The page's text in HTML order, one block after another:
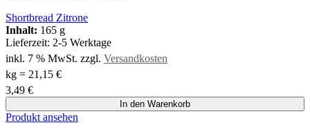
Shortbread Zitrone
Inhalt: 165 g
Lieferzeit: 2-5 Werktage
inkl. 7 % MwSt. zzgl. Versandkosten
kg = 21,15 €
3,49 €
In den Warenkorb
Produkt ansehen